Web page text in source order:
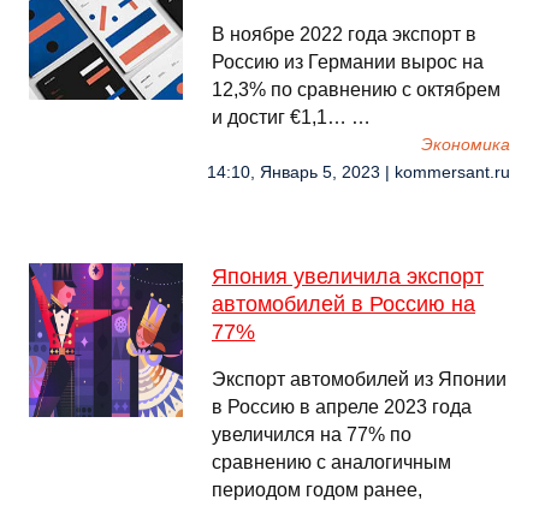
В ноябре 2022 года экспорт в
Россию из Германии вырос на
12,3% по сравнению с октябрем
и достиг €1,1… …
Экономика
14:10, Январь 5, 2023 | kommersant.ru
Япония увеличила экспорт
автомобилей в Россию на
77%
Экспорт автомобилей из Японии
в Россию в апреле 2023 года
увеличился на 77% по
сравнению с аналогичным
периодом годом ранее,